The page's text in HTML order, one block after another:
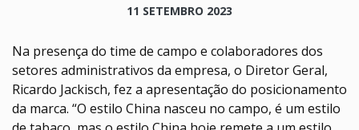
11 SETEMBRO 2023
Na presença do time de campo e colaboradores dos
setores administrativos da empresa, o Diretor Geral,
Ricardo Jackisch, fez a apresentação do posicionamento
da marca. “O estilo China nasceu no campo, é um estilo